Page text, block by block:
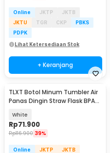
Online JKTP
JKTB
JKTU
TGR CKP
PBKS
PDPK
Lihat Ketersediaan Stok
+ Keranjang
TLXT Botol Minum Tumbler Air
Panas Dingin Straw Flask BPA
White
Rp71.900
Rp116.900 39%
Online JKTP
JKTB